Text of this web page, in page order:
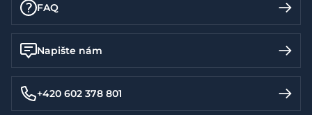
FAQ
Napište nám
+420 602 378 801